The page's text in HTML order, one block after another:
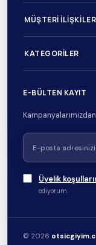
MÜŞTERI
KATEGORILER
E-BÜLTEN KAYIT
Üyelik
ediyorum.
© 2026